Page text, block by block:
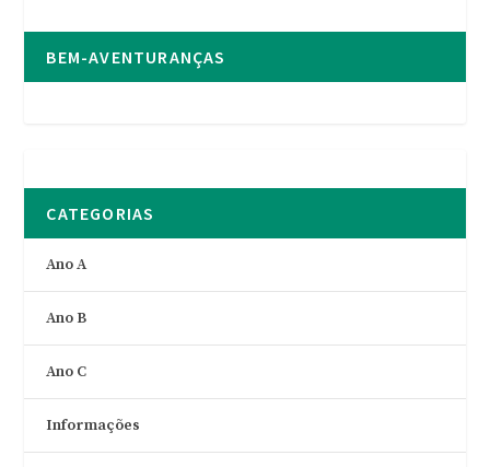
BEM-AVENTURANÇAS
CATEGORIAS
Ano A
Ano B
Ano C
Informações